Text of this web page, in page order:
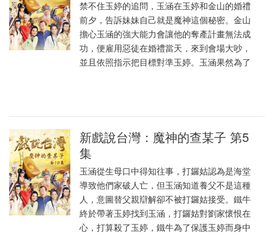
禁不住玉婷的追問，玉涵在玉婷和金山的婚禮
前夕，告訴妹妹自己就是魔神這個秘密。金山
擔心玉涵的強大能力會讓他的奪產計畫無法成
功，便雇用惡徒在婚禮當天，來到會場大吵，
並且依照指示把目標對準玉婷。玉涵果然為了
新戲說台灣：魔神的查某子 第5
集
玉涵從生母口中得知往事，打鑼姑認為是海堂
導致他們家破人亡，但玉涵知道養父不是這種
人，意圖替父親辯解卻不被打鑼姑接受。鐵牛
終於帶著玉婷找到玉涵，打鑼姑對劉家懷恨在
心，打算殺了玉婷，鐵牛為了保護玉婷而身中